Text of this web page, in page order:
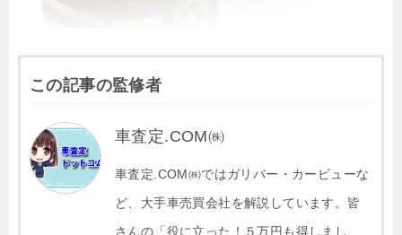
この記事の監修者
車査定.COM㈱
車査定.COM㈱ではガリバー・カービューな
ど、大手車売買会社を解説しています。皆
さんの「役に立った！５万円も得しまし